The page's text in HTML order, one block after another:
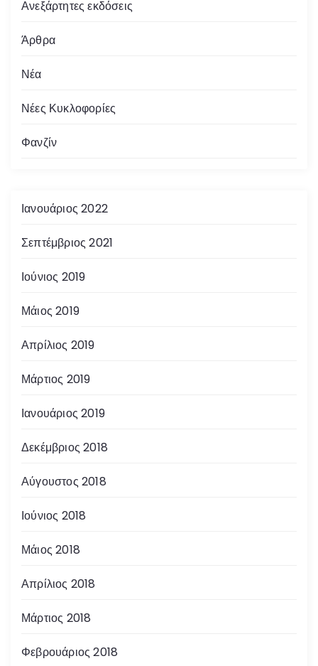
Ανεξάρτητες εκδόσεις
Άρθρα
Νέα
Νέες Κυκλοφορίες
Φανζίν
Ιανουάριος 2022
Σεπτέμβριος 2021
Ιούνιος 2019
Μάιος 2019
Απρίλιος 2019
Μάρτιος 2019
Ιανουάριος 2019
Δεκέμβριος 2018
Αύγουστος 2018
Ιούνιος 2018
Μάιος 2018
Απρίλιος 2018
Μάρτιος 2018
Φεβρουάριος 2018